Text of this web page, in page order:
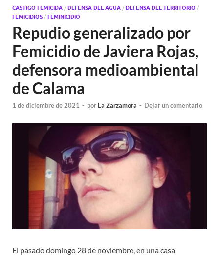
CASTIGO FEMICIDA / DEFENSA DEL AGUA / DEFENSA DEL TERRITORIO /
FEMICIDIOS / FEMINICIDIO
Repudio generalizado por
Femicidio de Javiera Rojas,
defensora medioambiental
de Calama
1 de diciembre de 2021 - por La Zarzamora - Dejar un comentario
El pasado domingo 28 de noviembre, en una casa